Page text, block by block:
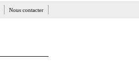
Nous contacter